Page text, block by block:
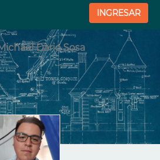
INGRESAR
Dario Sosa